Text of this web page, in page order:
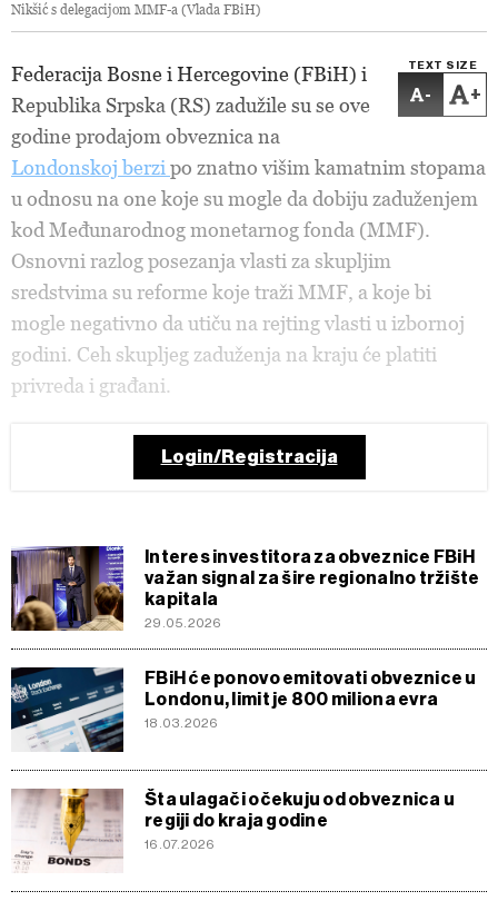
Nikšić s delegacijom MMF-a (Vlada FBiH)
TEXT SIZE
- +
Federacija Bosne i Hercegovine (FBiH) i
Republika Srpska (RS) zadužile su se ove
godine prodajom obveznica na
Londonskoj berzi po znatno višim kamatnim stopama
u odnosu na one koje su mogle da dobiju zaduženjem
kod Međunarodnog monetarnog fonda (MMF).
Osnovni razlog posezanja vlasti za skupljim
sredstvima su reforme koje traži MMF, a koje bi
mogle negativno da utiču na rejting vlasti u izbornoj
godini. Ceh skupljeg zaduženja na kraju će platiti
privreda i građani.
Login/Registracija
Interes investitora za obveznice FBiH
važan signal za šire regionalno tržište
kapitala
29.05.2026
FBiH će ponovo emitovati obveznice u
Londonu, limit je 800 miliona evra
18.03.2026
Šta ulagači očekuju od obveznica u
regiji do kraja godine
16.07.2026